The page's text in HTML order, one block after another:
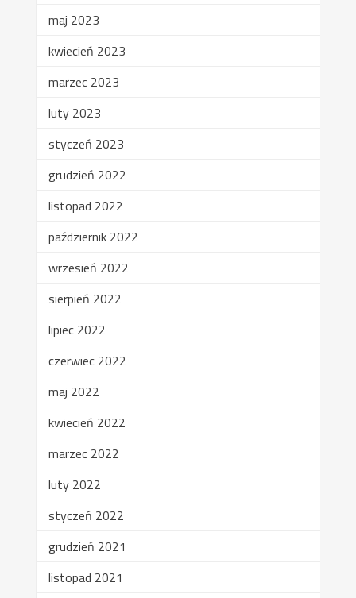
maj 2023
kwiecień 2023
marzec 2023
luty 2023
styczeń 2023
grudzień 2022
listopad 2022
październik 2022
wrzesień 2022
sierpień 2022
lipiec 2022
czerwiec 2022
maj 2022
kwiecień 2022
marzec 2022
luty 2022
styczeń 2022
grudzień 2021
listopad 2021